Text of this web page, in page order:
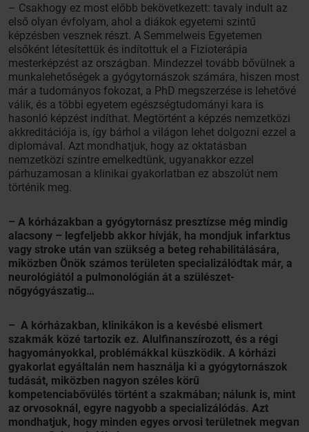
– Csakhogy ez most előbb bekövetkezett: tavaly indult az
első olyan évfolyam, ahol a diákok egyetemi szintű
képzésben vesznek részt. A Semmelweis Egyetemen
elsőként létesítettük és indítottuk el a Fizioterápia
mesterképzést az országban. Mindezzel tovább bővülnek a
munkalehetőségek a gyógytornászok számára, hiszen most
már a tudományos fokozat, a PhD megszerzése is lehetővé
válik, és a többi egyetem egészségtudományi kara is
hasonló képzést indíthat. Megtörtént a képzés nemzetközi
akkreditációja is, így bárhol a világon lehet dolgozni ezzel a
diplomával. Azt mondhatjuk, hogy az oktatásban
nemzetközi szintre emelkedtünk, ugyanakkor ezzel
párhuzamosan a klinikai gyakorlatban ez abszolút nem
történik meg.
– A kórházakban a gyógytornász presztízse még mindig
alacsony – legfeljebb akkor hívják, ha mondjuk infarktus
vagy stroke után van szükség a beteg rehabilitálására,
miközben Önök számos területen specializálódtak már, a
neurológiától a pulmonológián át a szülészet-
nőgyógyászatig…
– A kórházakban, klinikákon is a kevésbé elismert
szakmák közé tartozik ez. Alulfinanszírozott, és a régi
hagyományokkal, problémákkal küszködik. A kórházi
gyakorlat egyáltalán nem használja ki a gyógytornászok
tudását, miközben nagyon széles körű
kompetenciabővülés történt a szakmában; nálunk is, mint
az orvosoknál, egyre nagyobb a specializálódás. Azt
mondhatjuk, hogy minden egyes orvosi területnek megvan